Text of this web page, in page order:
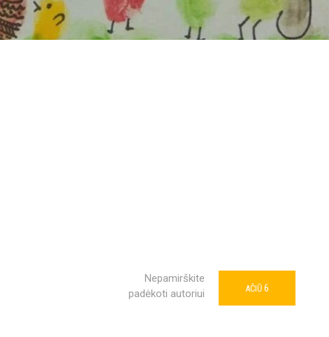
Nepamirškite
padėkoti autoriui
AČIŪ 6